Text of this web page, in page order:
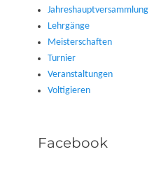
Jahreshauptversammlung
Lehrgänge
Meisterschaften
Turnier
Veranstaltungen
Voltigieren
Facebook